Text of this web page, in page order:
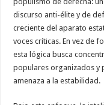
discurso anti-élite y de
creciente del aparato
voces críticas. En vez de
esta lógica busca
populares organizados y
amenaza a la estabilidad.